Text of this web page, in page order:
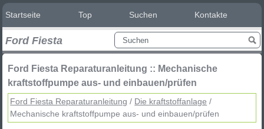
Startseite Top Suchen Kontakte
Ford Fiesta
Ford Fiesta Reparaturanleitung :: Mechanische
kraftstoffpumpe aus- und einbauen/prüfen
Ford Fiesta Reparaturanleitung / Die kraftstoffanlage /
Mechanische kraftstoffpumpe aus- und einbauen/prüfen